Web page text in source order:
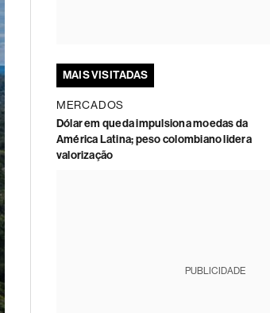
MAIS VISITADAS
MERCADOS
Dólar em queda impulsiona moedas da
América Latina; peso colombiano lidera
valorização
PUBLICIDADE